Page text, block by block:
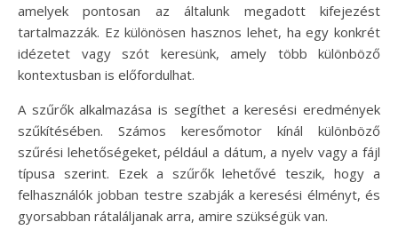
amelyek pontosan az általunk megadott kifejezést
tartalmazzák. Ez különösen hasznos lehet, ha egy konkrét
idézetet vagy szót keresünk, amely több különböző
kontextusban is előfordulhat.
A szűrők alkalmazása is segíthet a keresési eredmények
szűkítésében. Számos keresőmotor kínál különböző
szűrési lehetőségeket, például a dátum, a nyelv vagy a fájl
típusa szerint. Ezek a szűrők lehetővé teszik, hogy a
felhasználók jobban testre szabják a keresési élményt, és
gyorsabban rátaláljanak arra, amire szükségük van.